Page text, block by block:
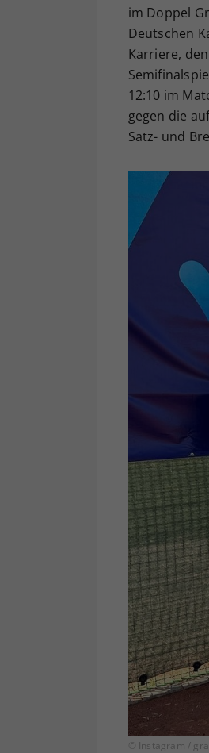
im Doppel
Deutschen
Karriere,
12:10 im
gegen die
Satz- und
© Instagram /